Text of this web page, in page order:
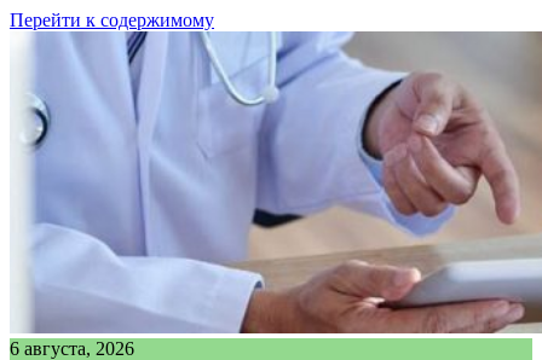
Перейти к содержимому
6 августа, 2026